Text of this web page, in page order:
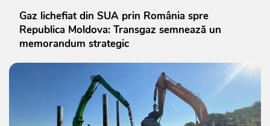
Gaz lichefiat din SUA prin România spre
Republica Moldova: Transgaz semnează un
memorandum strategic